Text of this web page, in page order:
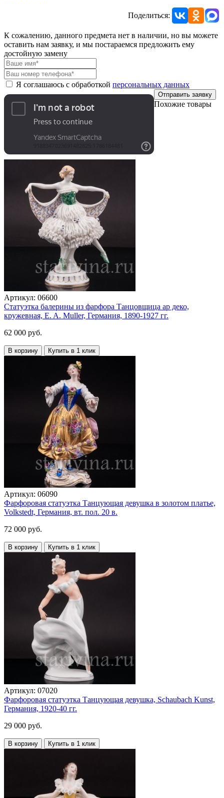
Поделиться:
К сожалению, данного предмета нет в наличии, но вы можете
оставить нам заявку, и мы постараемся предложить ему
достойную замену
Я соглашаюсь с обработкой персональных данных
Отправить заявку
Похожие товары
Артикул: 06600
Статуэтка балерины из фарфора Танцовщица ар деко,
кружевная, E. A. Muller, Германия, 1890-1927 гг.
62 000 руб.
В корзину Купить в 1 клик
Артикул: 06090
Фарфоровая статуэтка Танцующая девушка в золотом платье,
Volkstedt, Германия, вт. пол. 20 в.
72 000 руб.
В корзину Купить в 1 клик
Артикул: 07020
Фарфоровая статуэтка Танцующая девушка, Schaubach Kunst,
Германия, 1920-40 гг.
29 000 руб.
В корзину Купить в 1 клик